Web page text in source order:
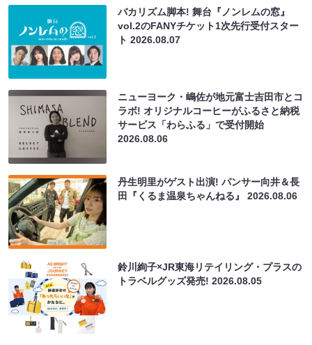
バカリズム脚本! 舞台『ノンレムの窓』
vol.2のFANYチケット1次先行受付スター
ト2026.08.07
ニューヨーク・嶋佐が地元富士吉田市とコ
ラボ! オリジナルコーヒーがふるさと納税
サービス「わらふる」で受付開始
2026.08.06
丹生明里がゲスト出演! パンサー向井＆長
田『くるま温泉ちゃんねる』2026.08.06
鈴川絢子×JR東海リテイリング・プラスの
トラベルグッズ発売!2026.08.05